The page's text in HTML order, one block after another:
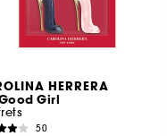
HERRERA
Girl
50